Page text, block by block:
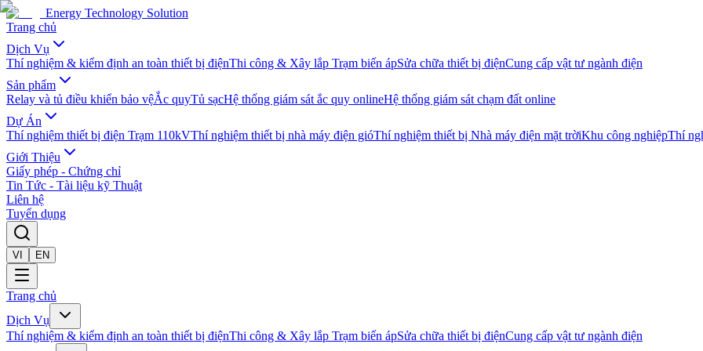
Energy Technology Solution
Trang chủ
Dịch Vụ
Thí nghiệm & kiểm định an toàn thiết bị điệnThi công & Xây lắp Trạm biến ápSửa chữa thiết bị điệnCung cấp vật tư ngành điện
Sản phẩm
Relay và tủ điều khiển bảo vệẮc quyTủ sạcHệ thống giám sát ắc quy onlineHệ thống giám sát chạm đất online
Dự Án
Thí nghiệm thiết bị điện Trạm 110kVThí nghiệm thiết bị nhà máy điện gióThí nghiệm thiết bị Nhà máy điện mặt trờiKhu công nghiệpThí
Giới Thiệu
Giấy phép - Chứng chỉ
Tin Tức - Tài liệu kỹ Thuật
Liên hệ
Tuyển dụng
VI EN
Trang chủ
Dịch Vụ
Thí nghiệm & kiểm định an toàn thiết bị điệnThi công & Xây lắp Trạm biến ápSửa chữa thiết bị điệnCung cấp vật tư ngành điện